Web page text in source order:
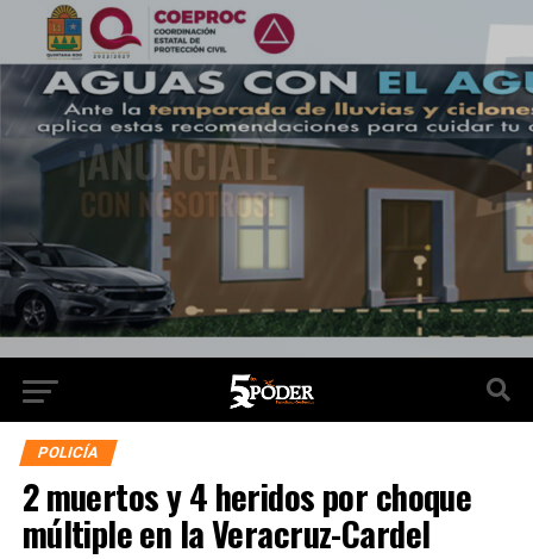
POLICÍA
2 muertos y 4 heridos por choque
múltiple en la Veracruz-Cardel